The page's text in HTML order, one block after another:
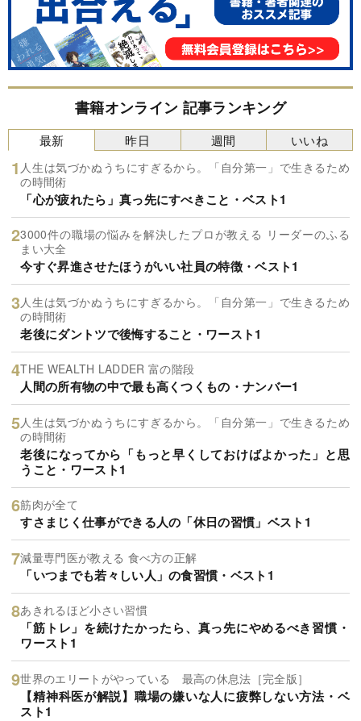
書籍オンライン 記事ランキング
最新
人生は気づかぬうちにすぎるから。「自分第一」で生きるため
の時間術
「心が疲れたら」真っ先にすべきこと・ベスト1
3000件の職場の悩みを解決したプロが教える リーダーのふる
まい大全
今すぐ昇進させたほうがいい社員の特徴・ベスト1
人生は気づかぬうちにすぎるから。「自分第一」で生きるため
の時間術
老後にダントツで後悔すること・ワースト1
THE WEALTH LADDER 富の階段
人間の所有物の中で最も高くつくもの・ナンバー1
人生は気づかぬうちにすぎるから。「自分第一」で生きるため
の時間術
老後になってから「もっと早くしておけばよかった」と思
うこと・ワースト1
筋肉が全て
すさまじく仕事ができる人の「休日の習慣」ベスト1
減量専門医が教える 食べ方の正解
「いつまでも若々しい人」の食習慣・ベスト1
あきれるほど小さい習慣
「筋トレ」を続けたかったら、真っ先にやめるべき習慣・
ワースト1
世界のエリートがやっている 最高の休息法［完全版］
【精神科医が解説】職場の嫌いな人に疲弊しない方法・ベ
スト1
昨日 週間 いいね